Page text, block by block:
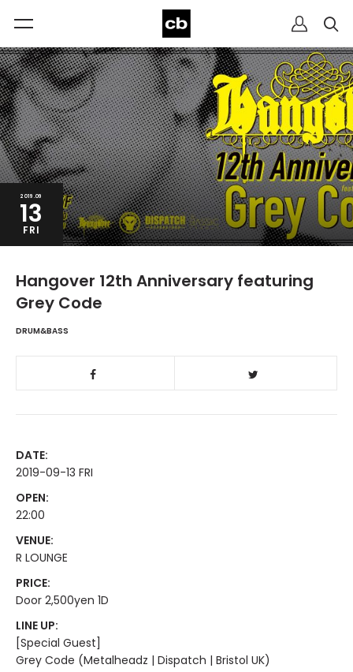
2019.09
13
FRI
Hangover 12th Anniversary featuring
Grey Code
DRUM&BASS
DATE:
2019-09-13 FRI
OPEN:
22:00
VENUE:
R LOUNGE
PRICE:
Door 2,500yen 1D
LINE UP:
[Special Guest]
Grey Code (Metalheadz | Dispatch | Bristol UK)